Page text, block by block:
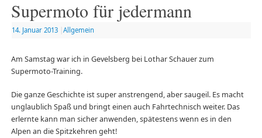
Supermoto für jedermann
14. Januar 2013 Allgemein
Am Samstag war ich in Gevelsberg bei Lothar Schauer zum
Supermoto-Training.
Die ganze Geschichte ist super anstrengend, aber saugeil. Es macht
unglaublich Spaß und bringt einen auch Fahrtechnisch weiter. Das
erlernte kann man sicher anwenden, spätestens wenn es in den
Alpen an die Spitzkehren geht!